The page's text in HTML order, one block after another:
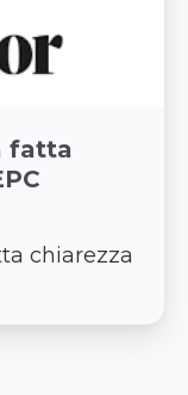
fatta
chiarezza